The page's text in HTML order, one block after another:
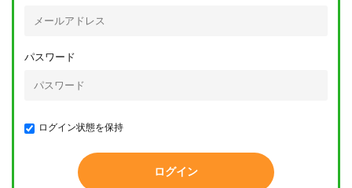
パスワード
ログイン状態を保持